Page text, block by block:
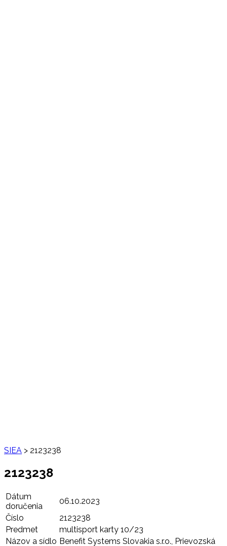
SIEA > 2123238
2123238
Dátum
doručenia
06.10.2023
Číslo
2123238
Predmet
multisport karty 10/23
Názov a sídlo Benefit Systems Slovakia s.r.o., Prievozská